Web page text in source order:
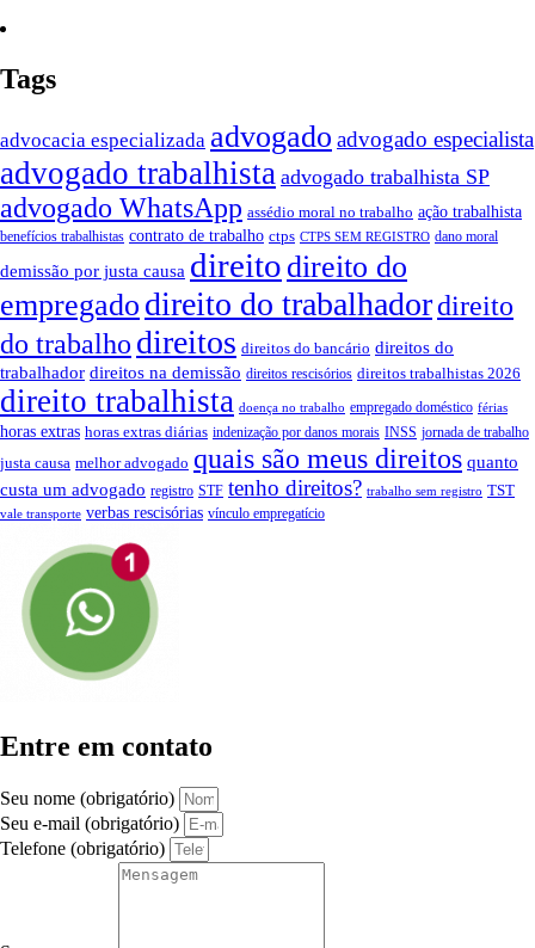
Tags
advocacia especializada advogado advogado especialista
advogado trabalhista advogado trabalhista SP
advogado WhatsApp assédio moral no trabalho ação trabalhista
benefícios trabalhistas contrato de trabalho ctps CTPS SEM REGISTRO dano moral
demissão por justa causa direito direito do
empregado direito do trabalhadordireito
do trabalho direitos direitos do bancário direitos do
trabalhador direitos na demissão direitos rescisórios direitos trabalhistas 2026
direito trabalhista doença no trabalho empregado doméstico férias
horas extras horas extras diárias indenização por danos morais INSS jornada de trabalho
justa causa melhor advogado quais são meus direitos quanto
custa um advogado registro STF tenho direitos? trabalho sem registro TST
vale transporte verbas rescisórias vínculo empregatício
Entre em contato
Seu nome (obrigatório)
Seu e-mail (obrigatório)
Telefone (obrigatório)